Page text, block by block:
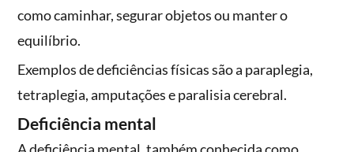
como caminhar, segurar objetos ou manter o
equilíbrio.
Exemplos de deficiências físicas são a paraplegia,
tetraplegia, amputações e paralisia cerebral.
Deficiência mental